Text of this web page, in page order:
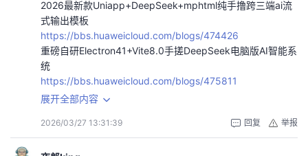
2026最新款Uniapp+DeepSeek+mphtml纯手撸跨三端ai流
式输出模板
https://bbs.huaweicloud.com/blogs/474426
重磅自研Electron41+Vite8.0手搓DeepSeek电脑版AI智能系
统
https://bbs.huaweicloud.com/blogs/475811
2026重磅爆肝tauri2.10+vite7.3+openai集成deepseek桌面
https://bbs.huaweicloud.com/blogs/474967
展开全部内容
2026/03/27 13:31:39 举报
回复